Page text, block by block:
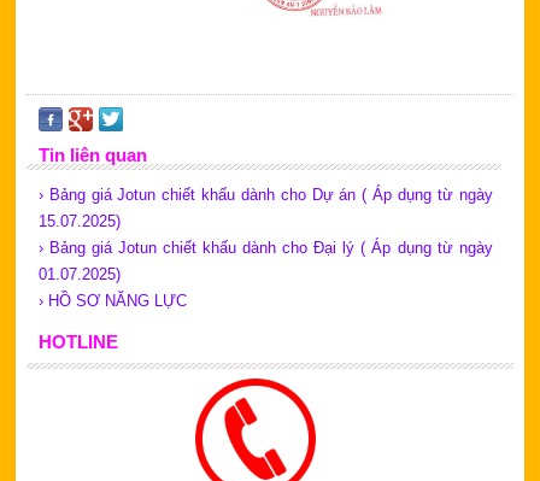
Tin liên quan
› Bảng giá Jotun chiết khấu dành cho Dự án ( Áp dụng từ ngày
15.07.2025)
› Bảng giá Jotun chiết khấu dành cho Đại lý ( Áp dụng từ ngày
01.07.2025)
› HỒ SƠ NĂNG LỰC
HOTLINE